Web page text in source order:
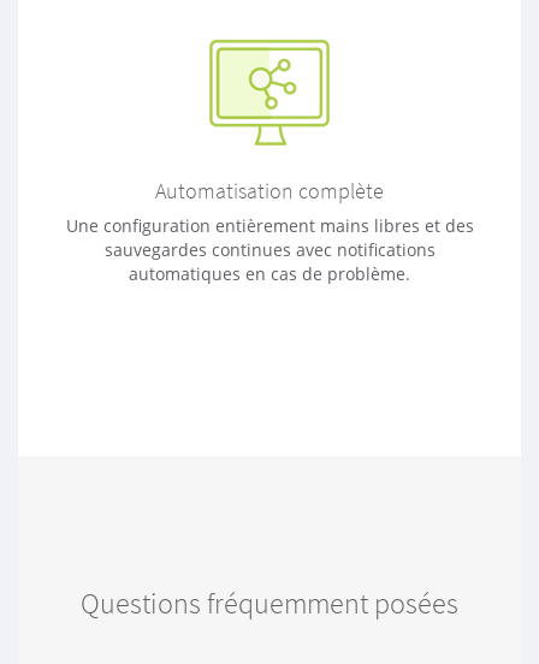
Automatisation complète
Une configuration entièrement mains libres et des
sauvegardes continues avec notifications
automatiques en cas de problème.
Questions fréquemment posées